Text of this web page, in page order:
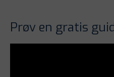
Prøv en gratis